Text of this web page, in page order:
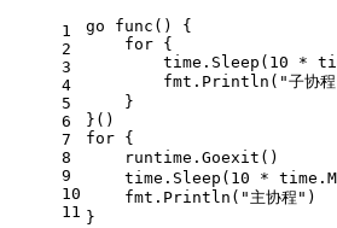
1
2
3
4
5
6
7
8
9
10
11
go func() {
    for {
time.Sleep(10 *
fmt.Println("子协程
    }
}()
for {
    fmt.Println("主协程")
}